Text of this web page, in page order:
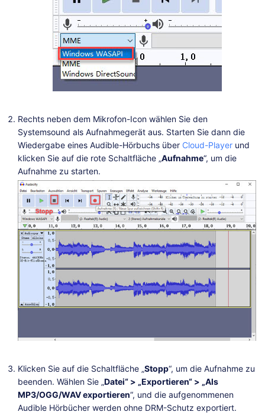
Rechts neben dem Mikrofon-Icon wählen Sie den
Systemsound als Aufnahmegerät aus. Starten Sie dann die
Wiedergabe eines Audible-Hörbuchs über Cloud-Player und
klicken Sie auf die rote Schaltfläche „Aufnahme“, um die
Aufnahme zu starten.
Klicken Sie auf die Schaltfläche „Stopp“, um die Aufnahme zu
beenden. Wählen Sie „Datei“ > „Exportieren“ > „Als
MP3/OGG/WAV exportieren“, und die aufgenommenen
Audible Hörbücher werden ohne DRM-Schutz exportiert.